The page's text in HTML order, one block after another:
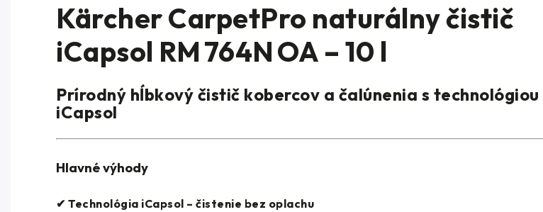
Kärcher CarpetPro naturálny čistič
iCapsol RM 764N OA – 10 l
Prírodný hĺbkový čistič kobercov a čalúnenia s technológiou
iCapsol
Hlavné výhody
✔ Technológia iCapsol – čistenie bez oplachu